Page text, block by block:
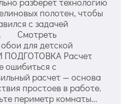
полотен, чтобы
с задачей
Смотреть
для детской
Расчет
ошибиться с
расчет — основа
простоев в работе.
периметр комнаты...